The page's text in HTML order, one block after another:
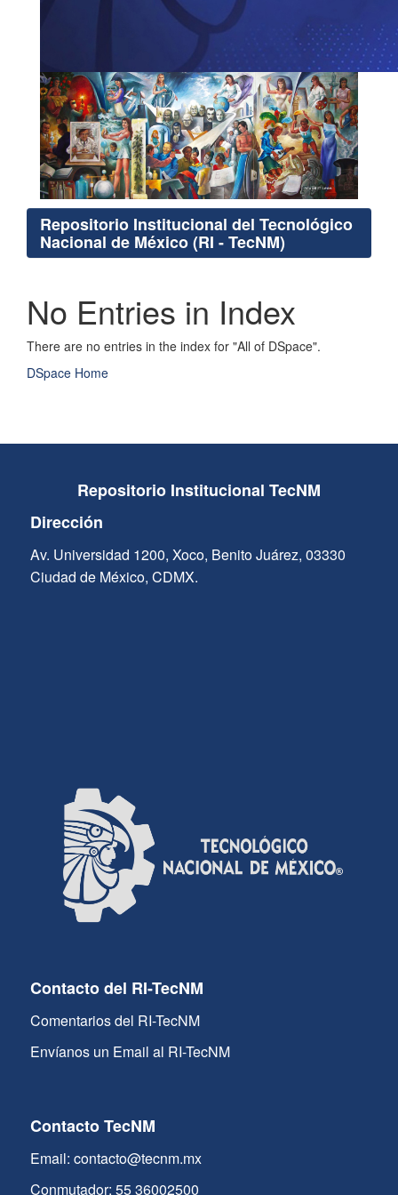
Repositorio Institucional del Tecnológico
Nacional de México (RI - TecNM)
No Entries in Index
There are no entries in the index for "All of DSpace".
DSpace Home
Repositorio Institucional TecNM
Dirección
Av. Universidad 1200, Xoco, Benito Juárez, 03330
Ciudad de México, CDMX.
Contacto del RI-TecNM
Comentarios del RI-TecNM
Envíanos un Email al RI-TecNM
Contacto TecNM
Email: contacto@tecnm.mx
Conmutador: 55 36002500